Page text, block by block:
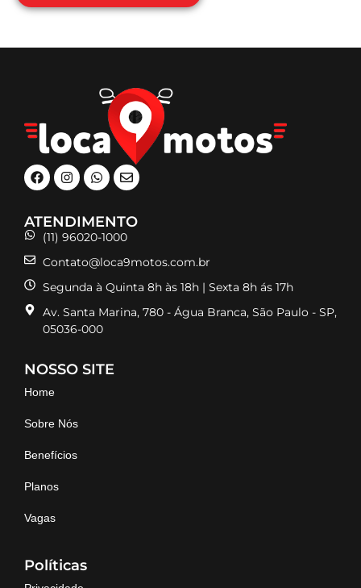
ATENDIMENTO
(11) 96020-1000
Contato@loca9motos.com.br
Segunda à Quinta 8h às 18h | Sexta 8h ás 17h
Av. Santa Marina, 780 - Água Branca, São Paulo - SP,
05036-000
NOSSO SITE
Home
Sobre Nós
Benefícios
Planos
Vagas
Políticas